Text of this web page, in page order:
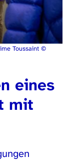
Toussaint ©
eines
mit